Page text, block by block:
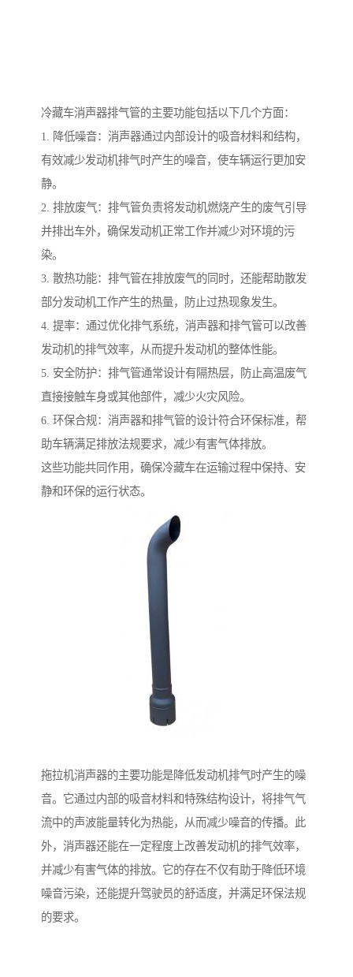
冷藏车消声器排气管的主要功能包括以下几个方面：
1. 降低噪音：消声器通过内部设计的吸音材料和结构，
有效减少发动机排气时产生的噪音，使车辆运行更加安
静。
2. 排放废气：排气管负责将发动机燃烧产生的废气引导
并排出车外，确保发动机正常工作并减少对环境的污
染。
3. 散热功能：排气管在排放废气的同时，还能帮助散发
部分发动机工作产生的热量，防止过热现象发生。
4. 提率：通过优化排气系统，消声器和排气管可以改善
发动机的排气效率，从而提升发动机的整体性能。
5. 安全防护：排气管通常设计有隔热层，防止高温废气
直接接触车身或其他部件，减少火灾风险。
6. 环保合规：消声器和排气管的设计符合环保标准，帮
助车辆满足排放法规要求，减少有害气体排放。
这些功能共同作用，确保冷藏车在运输过程中保持、安
静和环保的运行状态。
拖拉机消声器的主要功能是降低发动机排气时产生的噪
音。它通过内部的吸音材料和特殊结构设计，将排气气
流中的声波能量转化为热能，从而减少噪音的传播。此
外，消声器还能在一定程度上改善发动机的排气效率，
并减少有害气体的排放。它的存在不仅有助于降低环境
噪音污染，还能提升驾驶员的舒适度，并满足环保法规
的要求。